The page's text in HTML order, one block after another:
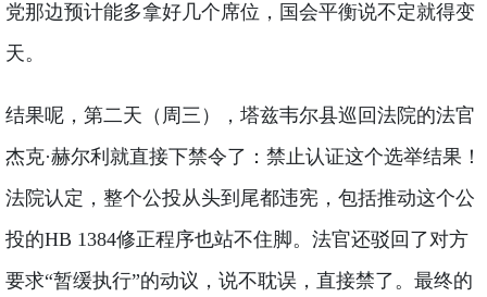
党那边预计能多拿好几个席位，国会平衡说不定就得变
天。
结果呢，第二天（周三），塔兹韦尔县巡回法院的法官
杰克·赫尔利就直接下禁令了：禁止认证这个选举结果！
法院认定，整个公投从头到尾都违宪，包括推动这个公
投的HB 1384修正程序也站不住脚。法官还驳回了对方
要求“暂缓执行”的动议，说不耽误，直接禁了。最终的